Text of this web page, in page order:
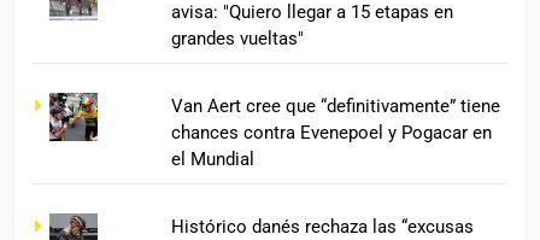
avisa: "Quiero llegar a 15 etapas en
grandes vueltas"
Van Aert cree que “definitivamente” tiene
chances contra Evenepoel y Pogacar en
el Mundial
Histórico danés rechaza las “excusas